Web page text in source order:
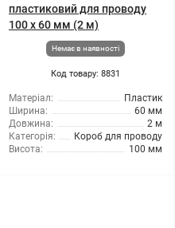
пластиковий для проводу
100 х 60 мм (2 м)
Немає в наявності
Код товару: 8831
Матеріал:
Пластик
Ширина:
60 мм
Довжина:
2 м
Категорія:
Короб для проводу
Висота:
100 мм